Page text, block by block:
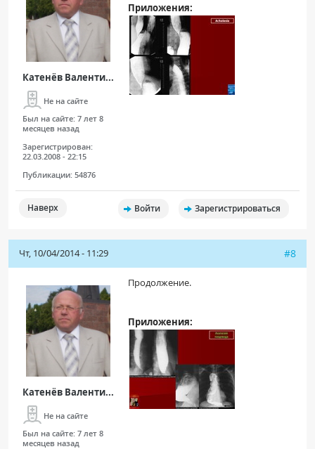
Катенёв Валенти...
Не на сайте
Был на сайте: 7 лет 8
месяцев назад
Зарегистрирован:
22.03.2008 - 22:15
Публикации: 54876
Приложения:
Наверх Войти Зарегистрироваться
Чт, 10/04/2014 - 11:29 #8
Катенёв Валенти...
Не на сайте
Был на сайте: 7 лет 8
месяцев назад
Продолжение.
Приложения: